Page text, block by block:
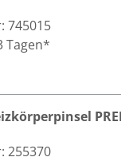
745015
Tagen*
255370